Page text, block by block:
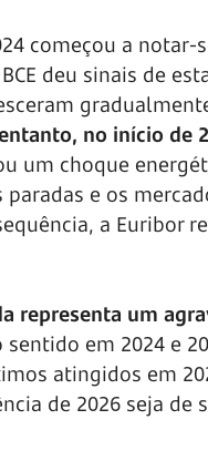
começou a
deu sinais de
no início de
um choque
paradas e os
a Euribor
representa um
em 2024 e
atingidos em
de 2026 seja